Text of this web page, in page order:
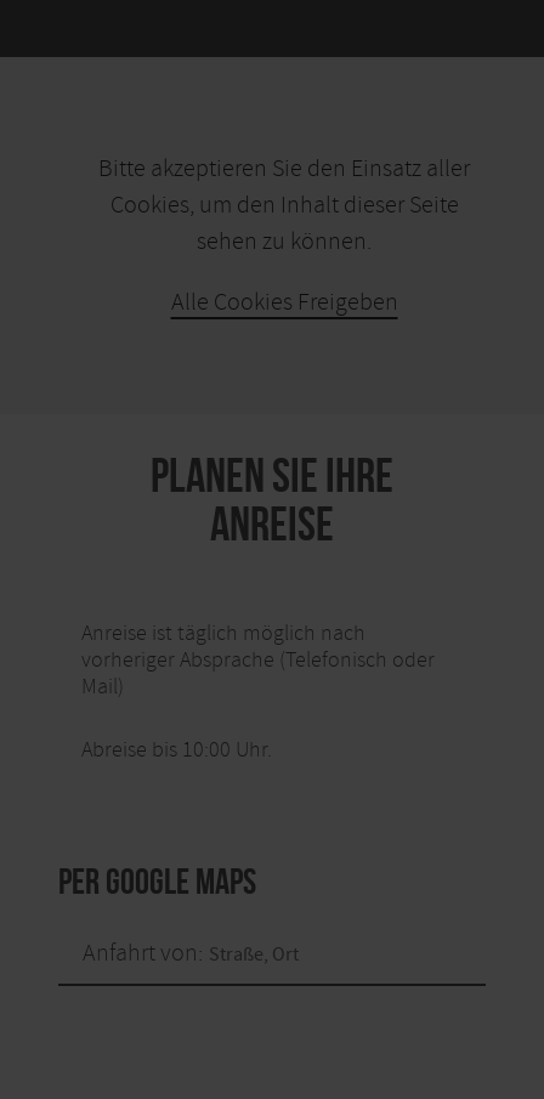
Bitte akzeptieren Sie den Einsatz aller
Cookies, um den Inhalt dieser Seite
sehen zu können.
Alle Cookies Freigeben
PLANEN SIE IHRE
ANREISE
Anreise ist täglich möglich nach
vorheriger Absprache (Telefonisch oder
Mail)
Abreise bis 10:00 Uhr.
per Google Maps
Anfahrt von: